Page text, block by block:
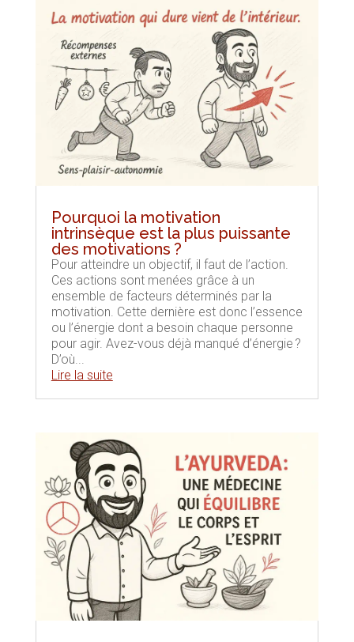
Pourquoi la motivation
intrinsèque est la plus puissante
des motivations ?
Pour atteindre un objectif, il faut de l’action.
Ces actions sont menées grâce à un
ensemble de facteurs déterminés par la
motivation. Cette dernière est donc l’essence
ou l’énergie dont a besoin chaque personne
pour agir. Avez-vous déjà manqué d’énergie ?
D’où...
Lire la suite